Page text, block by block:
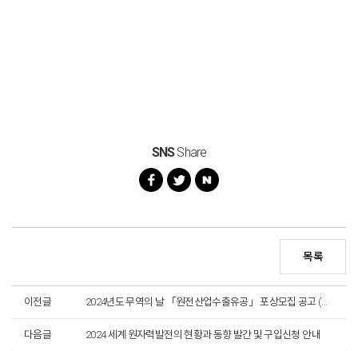
SNSShare
목록
이전글 2024년도 무역의 날 「원전산업수출유공」 포상모집 공고 (공고마감)
다음글 2024 세계 원자력발전의 현황과 동향 발간 및 구입신청 안내